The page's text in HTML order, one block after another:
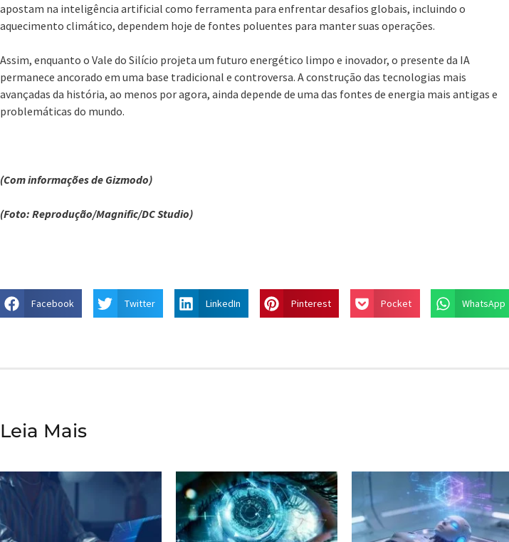
apostam na inteligência artificial como ferramenta para enfrentar desafios globais, incluindo o
aquecimento climático, dependem hoje de fontes poluentes para manter suas operações.
Assim, enquanto o Vale do Silício projeta um futuro energético limpo e inovador, o presente da IA
permanece ancorado em uma base tradicional e controversa. A construção das tecnologias mais
avançadas da história, ao menos por agora, ainda depende de uma das fontes de energia mais antigas e
problemáticas do mundo.
(Com informações de Gizmodo)
(Foto: Reprodução/Magnific/DC Studio)
Facebook Twitter LinkedIn Pinterest Pocket WhatsApp
Leia Mais